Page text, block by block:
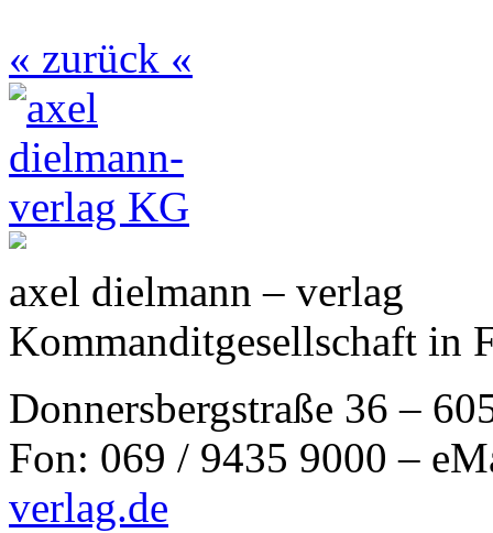
« zurück «
axel dielmann – verlag
Kommanditgesellschaft in
Donnersbergstraße 36 –
Fon: 069 / 9435 9000 –
verlag.de